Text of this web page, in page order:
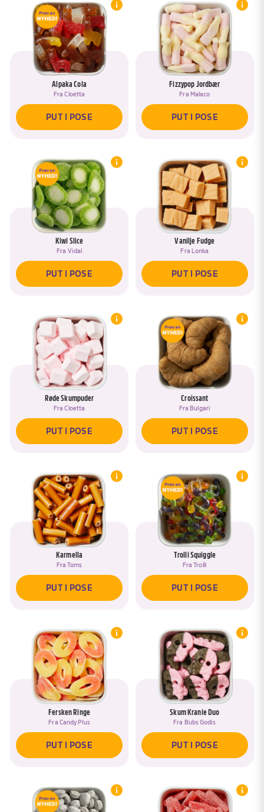
Alpaka Cola
FraCloetta
PUT I POSE
Fizzypop Jordbær
Fra Malaco
PUT I POSE
Kiwi Slice
Fra Vidal
PUT I POSE
Vanilje Fudge
Fra Lonka
PUT I POSE
Røde Skumpuder
FraCloetta
PUT I POSE
Croissant
Fra Bulgari
PUT I POSE
Karmella
Fra Toms
PUT I POSE
Trolli Squiggle
Fra Trolli
PUT I POSE
Fersken Ringe
Fra Candy Plus
PUT I POSE
Skum Kranie Duo
Fra Bubs Godis
PUT I POSE